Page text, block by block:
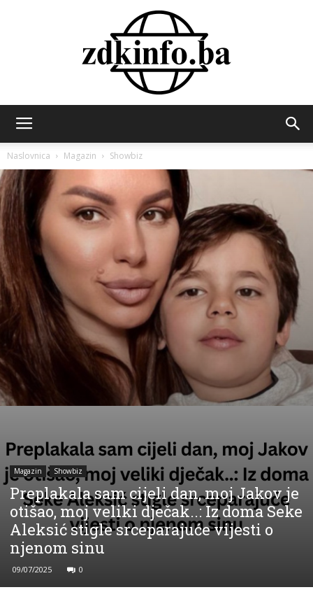
INFO
Naslovnica Magazin Showbiz
Magazin Showbiz
Preplakala sam cijeli dan, moj Jakov je
otišao, moj veliki dječak..: Iz doma Seke
Aleksić stigle srceparajuće vijesti o
njenom sinu
09/07/2025 0